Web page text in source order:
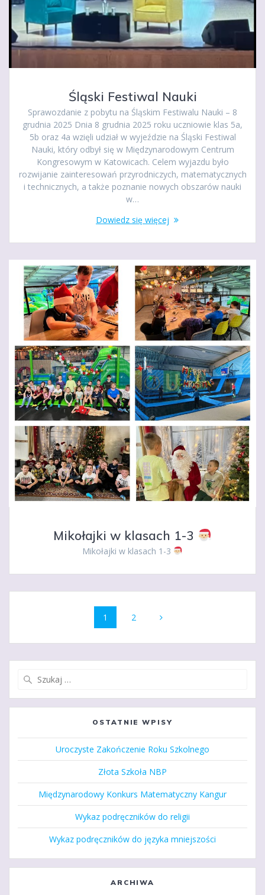
Śląski Festiwal Nauki
Sprawozdanie z pobytu na Śląskim Festiwalu Nauki – 8
grudnia 2025 Dnia 8 grudnia 2025 roku uczniowie klas 5a,
5b oraz 4a wzięli udział w wyjeździe na Śląski Festiwal
Nauki, który odbył się w Międzynarodowym Centrum
Kongresowym w Katowicach. Celem wyjazdu było
rozwijanie zainteresowań przyrodniczych, matematycznych
i technicznych, a także poznanie nowych obszarów nauki
w…
Dowiedz się więcej
Mikołajki w klasach 1-3
Mikołajki w klasach 1-3
Nawigacja
Strona
1 Strona
2
OSTATNIE WPISY
Uroczyste Zakończenie Roku Szkolnego
Złota Szkoła NBP
Międzynarodowy Konkurs Matematyczny Kangur
Wykaz podręczników do religii
Wykaz podręczników do języka mniejszości
ARCHIWA